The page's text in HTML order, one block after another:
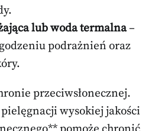
lub woda termalna–
podrażnień oraz
przeciwsłonecznej.
wysokiej jakości